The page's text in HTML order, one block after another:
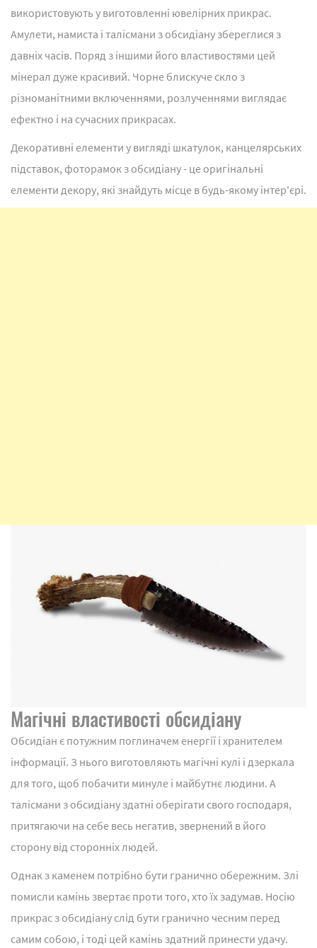
використовують у виготовленні ювелірних прикрас.
Амулети, намиста і талісмани з обсидіану збереглися з
давніх часів. Поряд з іншими його властивостями цей
мінерал дуже красивий. Чорне блискуче скло з
різноманітними включеннями, розлученнями виглядає
ефектно і на сучасних прикрасах.
Декоративні елементи у вигляді шкатулок, канцелярських
підставок, фоторамок з обсидіану - це оригінальні
елементи декору, які знайдуть місце в будь-якому інтер'єрі.
Магічні властивості обсидіану
Обсидіан є потужним поглиначем енергії і хранителем
інформації. З нього виготовляють магічні кулі і дзеркала
для того, щоб побачити минуле і майбутнє людини. А
талісмани з обсидіану здатні оберігати свого господаря,
притягаючи на себе весь негатив, звернений в його
сторону від сторонніх людей.
Однак з каменем потрібно бути гранично обережним. Злі
помисли камінь звертає проти того, хто їх задумав. Носію
прикрас з обсидіану слід бути гранично чесним перед
самим собою, і тоді цей камінь здатний принести удачу.